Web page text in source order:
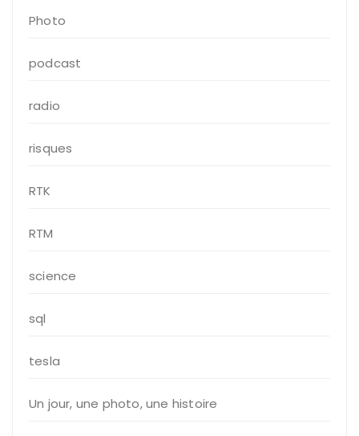
Photo
podcast
radio
risques
RTK
RTM
science
sql
tesla
Un jour, une photo, une histoire